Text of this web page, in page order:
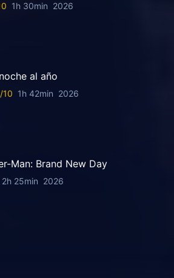
1h 30min 2026
al año
1h 42min 2026
Man: Brand New Day
2h 25min 2026